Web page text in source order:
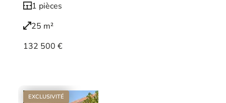
1 pièces
25 m²
132 500 €
EXCLUSIVITÉ